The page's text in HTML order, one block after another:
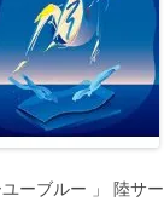
ーブルー 」 陸サ